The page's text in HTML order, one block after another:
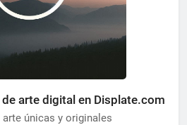
arte digital en Displate.com
arte únicas y originales